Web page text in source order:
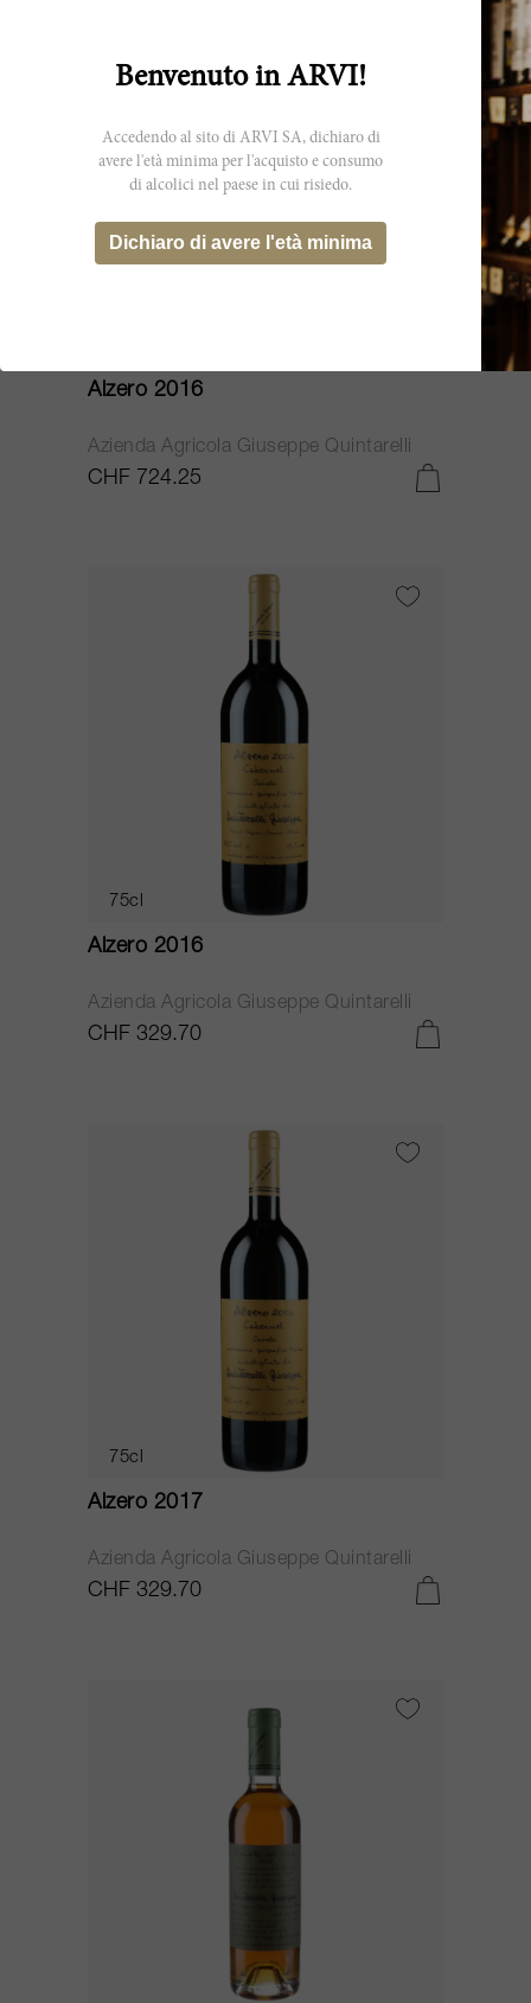
Alzero 2016
Azienda Agricola Giuseppe Quintarelli
CHF 724.25
75cl
Alzero 2016
Azienda Agricola Giuseppe Quintarelli
CHF 329.70
75cl
Alzero 2017
Azienda Agricola Giuseppe Quintarelli
CHF 329.70
Benvenuto in ARVI!
Accedendo al sito di ARVI SA, dichiaro di
avere l'età minima per l'acquisto e consumo
di alcolici nel paese in cui risiedo.
Dichiaro di avere l'età minima